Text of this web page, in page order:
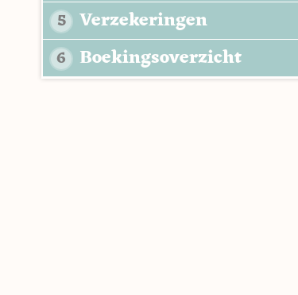
5 Verzekeringen
6 Boekingsoverzicht